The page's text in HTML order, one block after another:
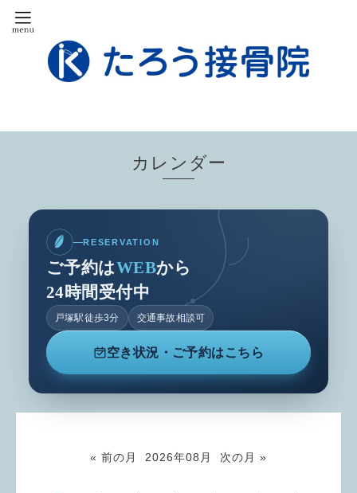
カレンダー
RESERVATION
ご予約はWEBから
24時間受付中
戸塚駅徒歩3分 交通事故相談可
空き状況・ご予約はこちら
« 前の月 2026年08月 次の月 »